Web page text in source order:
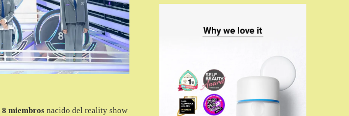
8 miembros nacido del reality show